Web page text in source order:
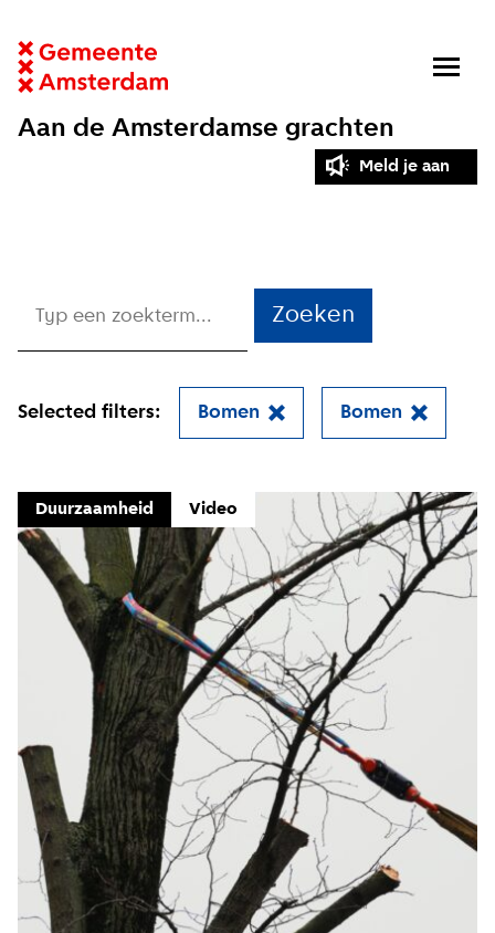
Aan de Amsterdamse grachten
Meld je aan
Zoeken
Selected filters: Bomen Bomen
Duurzaamheid Video